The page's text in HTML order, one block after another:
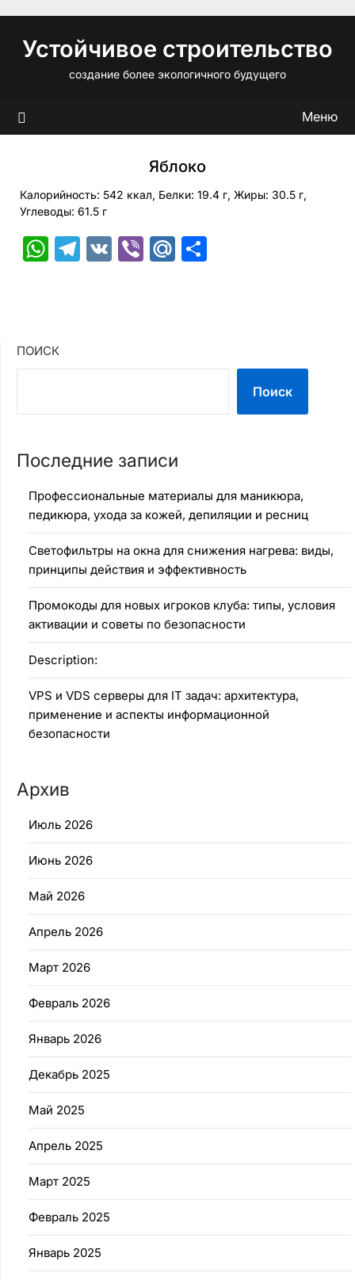
содержимому
Устойчивое строительство
создание более экологичного будущего
Меню
Яблоко
Калорийность: 542 ккал, Белки: 19.4 г, Жиры: 30.5 г,
Углеводы: 61.5 г
WhatsApp
Telegram
VK ViberMail.Ru
ПОИСК
Поиск
Последние записи
Профессиональные материалы для маникюра,
педикюра, ухода за кожей, депиляции и ресниц
Светофильтры на окна для снижения нагрева: виды,
принципы действия и эффективность
Промокоды для новых игроков клуба: типы, условия
активации и советы по безопасности
Description:
VPS и VDS серверы для IT задач: архитектура,
применение и аспекты информационной
безопасности
Архив
Июль 2026
Июнь 2026
Май 2026
Апрель 2026
Март 2026
Февраль 2026
Январь 2026
Декабрь 2025
Май 2025
Апрель 2025
Март 2025
Февраль 2025
Январь 2025